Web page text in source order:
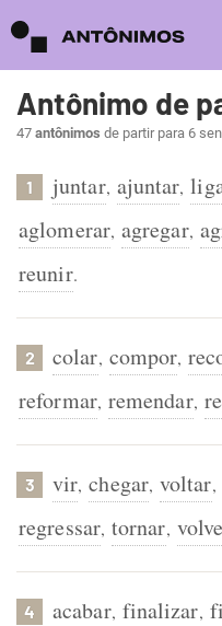
Antônimo de
47 antônimos de partir para 6
1 juntar, ajuntar,
aglomerar, agregar,
reunir.
2 colar, compor,
reformar, remendar,
3 vir, chegar, voltar,
regressar, tornar,
4 acabar, finalizar,